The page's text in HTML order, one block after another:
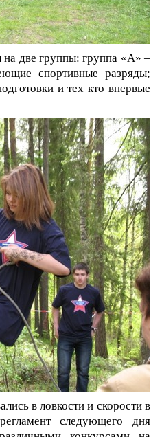
на две группы: группа «А» –
спортивные разряды;
и тех кто впервые
в ловкости и скорости в
следующего дня